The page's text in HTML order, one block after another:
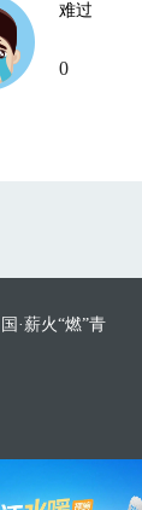
难过
0
·薪火“燃”青